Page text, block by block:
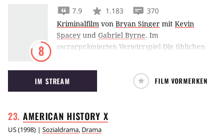
8
7.9 1.183
370
Kriminalfilm von Bryan Singer mit Kevin
Spacey und Gabriel Byrne. Im
oscrarprämierten Verwirrspiel Die üblichen
vom legendären Keyser Soze zu einem Job
gezwungen. Bryan Singers Thriller beinhaltet
einen der bekanntesten Twists der
IM STREAM FILM VORMERKEN
AMERICAN HISTORY X
US(1998) | Sozialdrama, Drama